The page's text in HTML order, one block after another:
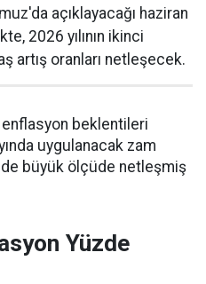
açıklayacağı haziran
2026 yılının ikinci
artış oranları netleşecek.
enflasyon beklentileri
uygulanacak zam
de büyük ölçüde netleşmiş
Yüzde